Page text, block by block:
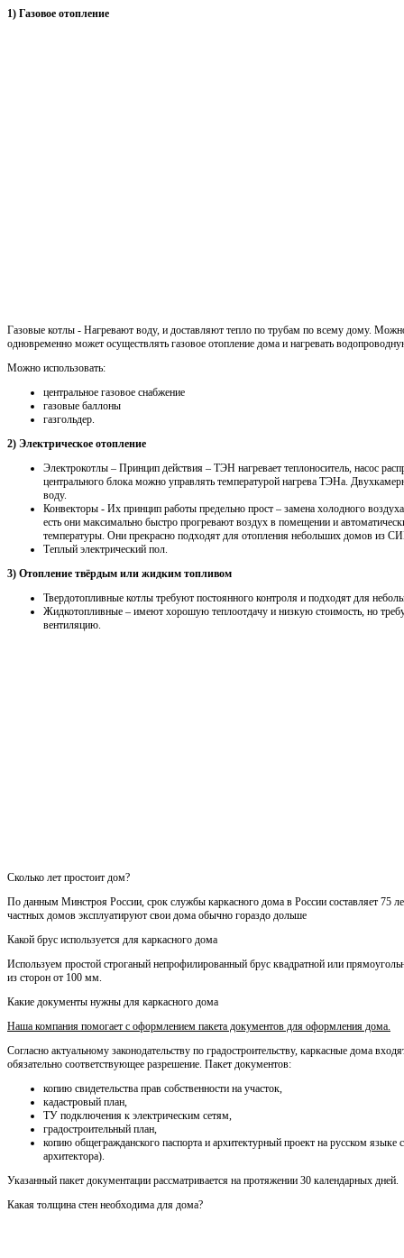
1) Газовое отопление
Газовые котлы - Нагревают воду, и доставляют тепло по трубам по всему дому.
одновременно может осуществлять газовое отопление дома и нагревать
Можно использовать:
центральное газовое снабжение
газовые баллоны
газгольдер.
2) Электрическое отопление
Электрокотлы – Принцип действия – ТЭН нагревает теплоноситель, насос
центрального блока можно управлять температурой нагрева ТЭНа.
воду.
Конвекторы - Их принцип работы предельно прост – замена холодного
есть они максимально быстро прогревают воздух в помещении и
температуры. Они прекрасно подходят для отопления небольших домов из
Теплый электрический пол.
3) Отопление твёрдым или жидким топливом
Твердотопливные котлы требуют постоянного контроля и подходят для
Жидкотопливные – имеют хорошую теплоотдачу и низкую стоимость, но
вентиляцию.
Сколько лет простоит дом?
По данным Минстроя России, срок службы каркасного дома в России составляет 75
частных домов эксплуатируют свои дома обычно гораздо дольше
Какой брус используется для каркасного дома
Используем простой строганый непрофилированный брус квадратной или
из сторон от 100 мм.
Какие документы нужны для каркасного дома
Наша компания помогает с оформлением пакета документов для оформления дома.
Согласно актуальному законодательству по градостроительству, каркасные дома
обязательно соответствующее разрешение. Пакет документов:
копию свидетельства прав собственности на участок,
кадастровый план,
ТУ подключения к электрическим сетям,
градостроительный план,
копию общегражданского паспорта и архитектурный проект на русском
архитектора).
Указанный пакет документации рассматривается на протяжении 30 календарных дней.
Какая толщина стен необходима для дома?